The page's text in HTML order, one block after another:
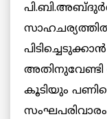
അതിനുവേണ്ടി
കൂടിയും